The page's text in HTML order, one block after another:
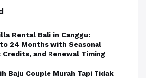
Rental Bali in Canggu:
24 Months with Seasonal
Credits, and Renewal Timing
Baju Couple Murah Tapi Tidak